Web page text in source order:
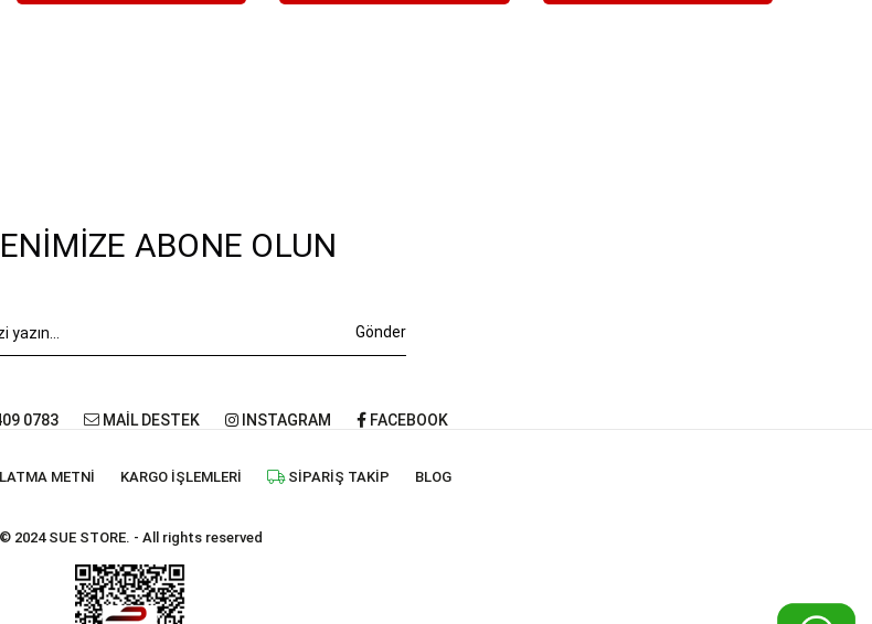
ABONE OLUN
Gönder
0783 MAİL DESTEK INSTAGRAM FACEBOOK
METNI KARGO İŞLEMLERI SIPARIŞ TAKIP BLOG
© 2024 SUE STORE. - All rights reserved